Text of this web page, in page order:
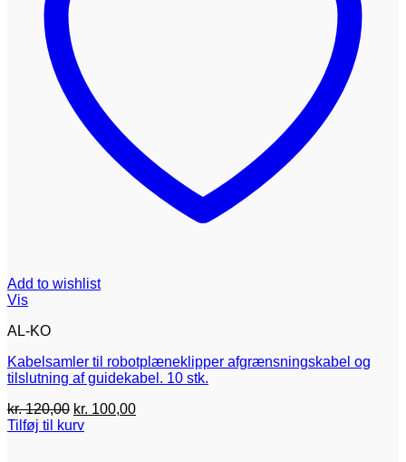
Add to wishlist
Vis
AL-KO
Kabelsamler til robotplæneklipper afgrænsningskabel og
tilslutning af guidekabel. 10 stk.
kr.120,00 Den
oprindelige
kr. 100,00Den
Tilføj til kurv